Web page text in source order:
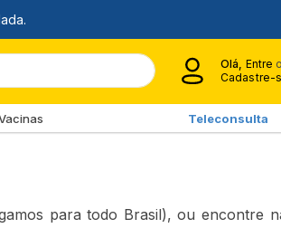
Olá, Entre
Cadastre-
Teleconsulta
para todo Brasil), ou encontre